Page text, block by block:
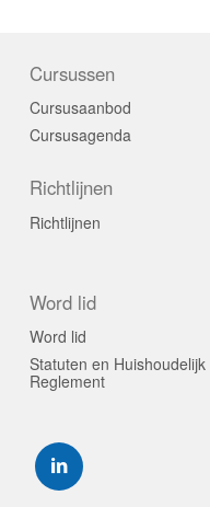
Cursussen
Cursusaanbod
Cursusagenda
Richtlijnen
Richtlijnen
Word lid
Word lid
Statuten en Huishoudelijk
Reglement
Visit
our